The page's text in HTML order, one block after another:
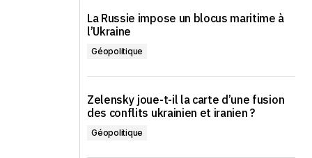
La Russie impose un blocus maritime à
l’Ukraine
Géopolitique
Zelensky joue-t-il la carte d’une fusion
des conflits ukrainien et iranien ?
Géopolitique